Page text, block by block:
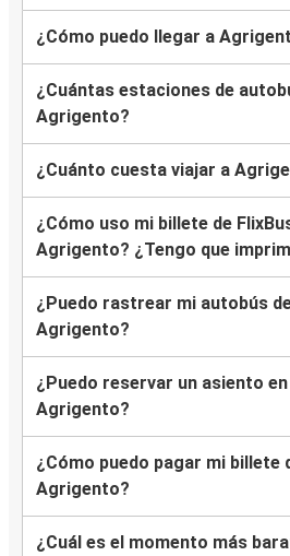
¿Cómo puedo llegar a
¿Cuántas estaciones de
Agrigento?
¿Cuánto cuesta viajar a
¿Cómo uso mi billete de
Agrigento? ¿Tengo que
¿Puedo rastrear mi autobús
Agrigento?
¿Puedo reservar un asiento
Agrigento?
¿Cómo puedo pagar mi billete
Agrigento?
¿Cuál es el momento más